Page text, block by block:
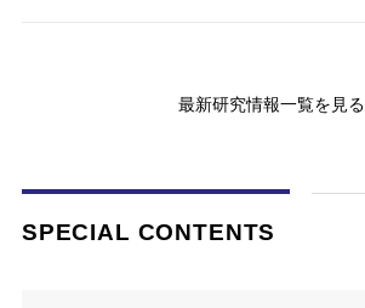
最新研究情報一覧を見る
SPECIAL CONTENTS